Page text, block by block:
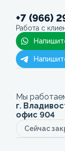
+7 (966)
Работа с
Мы
г.
офис 904
Сейчас